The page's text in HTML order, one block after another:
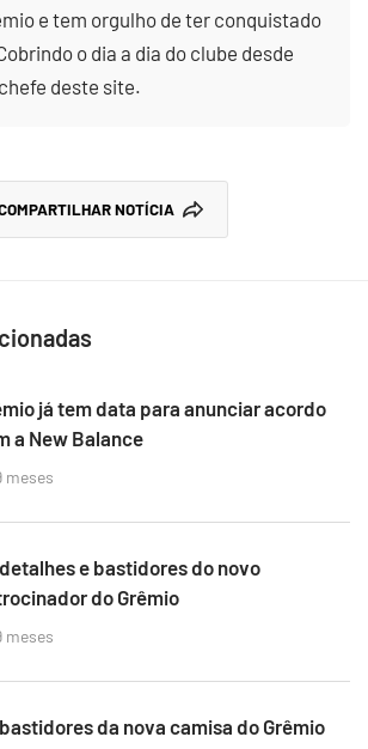
e tem orgulho de ter conquistado
o dia a dia do clube desde
deste site.
NOTÍCIA
já tem data para anunciar acordo
a New Balance
meses
e bastidores do novo
do Grêmio
meses
da nova camisa do Grêmio